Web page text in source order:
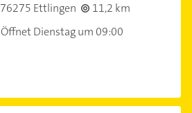
76275 Ettlingen
11,2 km
Öffnet Dienstag um 09:00